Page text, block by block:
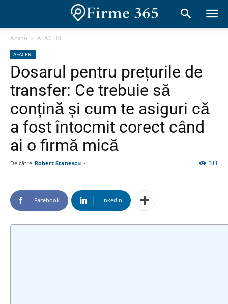
Acasă AFACERI
AFACERI
Dosarul pentru prețurile de
transfer: Ce trebuie să
conțină și cum te asiguri că
a fost întocmit corect când
ai o firmă mică
De către Robert Stanescu - 311
Facebook Linkedin